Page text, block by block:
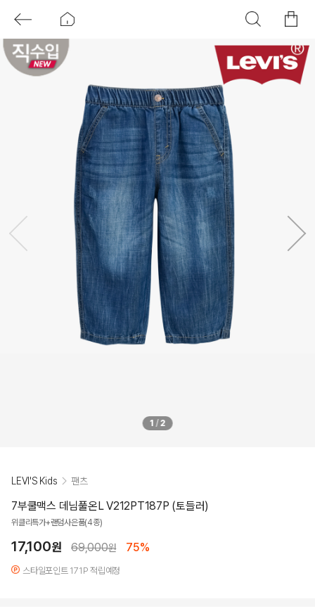
1 /2
LEVI'S Kids 팬츠
7부쿨맥스 데님풀온L V212PT187P (토들러)
위클리특가+랜덤사은품(4종)
17,100원 69,000원 75%
스타일포인트 171P 적립예정